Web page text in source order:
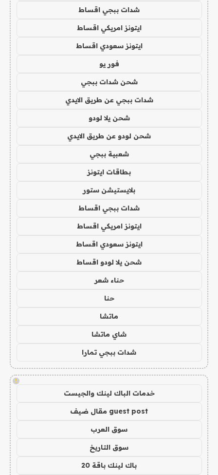
شدات ببجي اقساط
ايتونز امريكي اقساط
ايتونز سعودي اقساط
فور يو
شحن شدات ببجي
شدات ببجي عن طريق الايدي
شحن يلا لودو
شحن لودو عن طريق الايدي
شعبية ببجي
بطاقات ايتونز
بلايستيشن ستور
شدات ببجي اقساط
ايتونز امريكي اقساط
ايتونز سعودي اقساط
شحن يلا لودو اقساط
حناء شعر
حنا
ماتشا
شاي ماتشا
شدات ببجي تمارا
!
خدمات الباك لينك والجيست
guest post مقال ضيف
سوق العرب
سوق التاريخ
باك لينك باقة 20